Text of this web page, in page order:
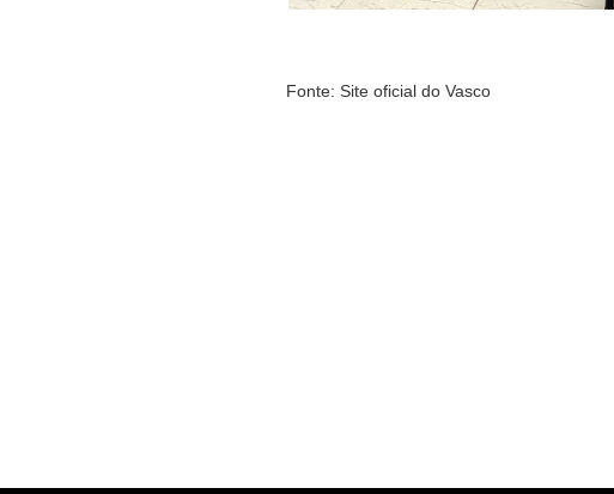
Fonte: Site oficial do Vasco